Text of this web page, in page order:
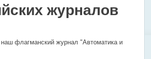
журналов
наш флагманский журнал "Автоматика и